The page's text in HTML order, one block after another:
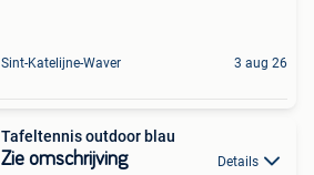
Sint-Katelijne-Waver 3 aug 26
Tafeltennis outdoor blau
Zie omschrijving Details